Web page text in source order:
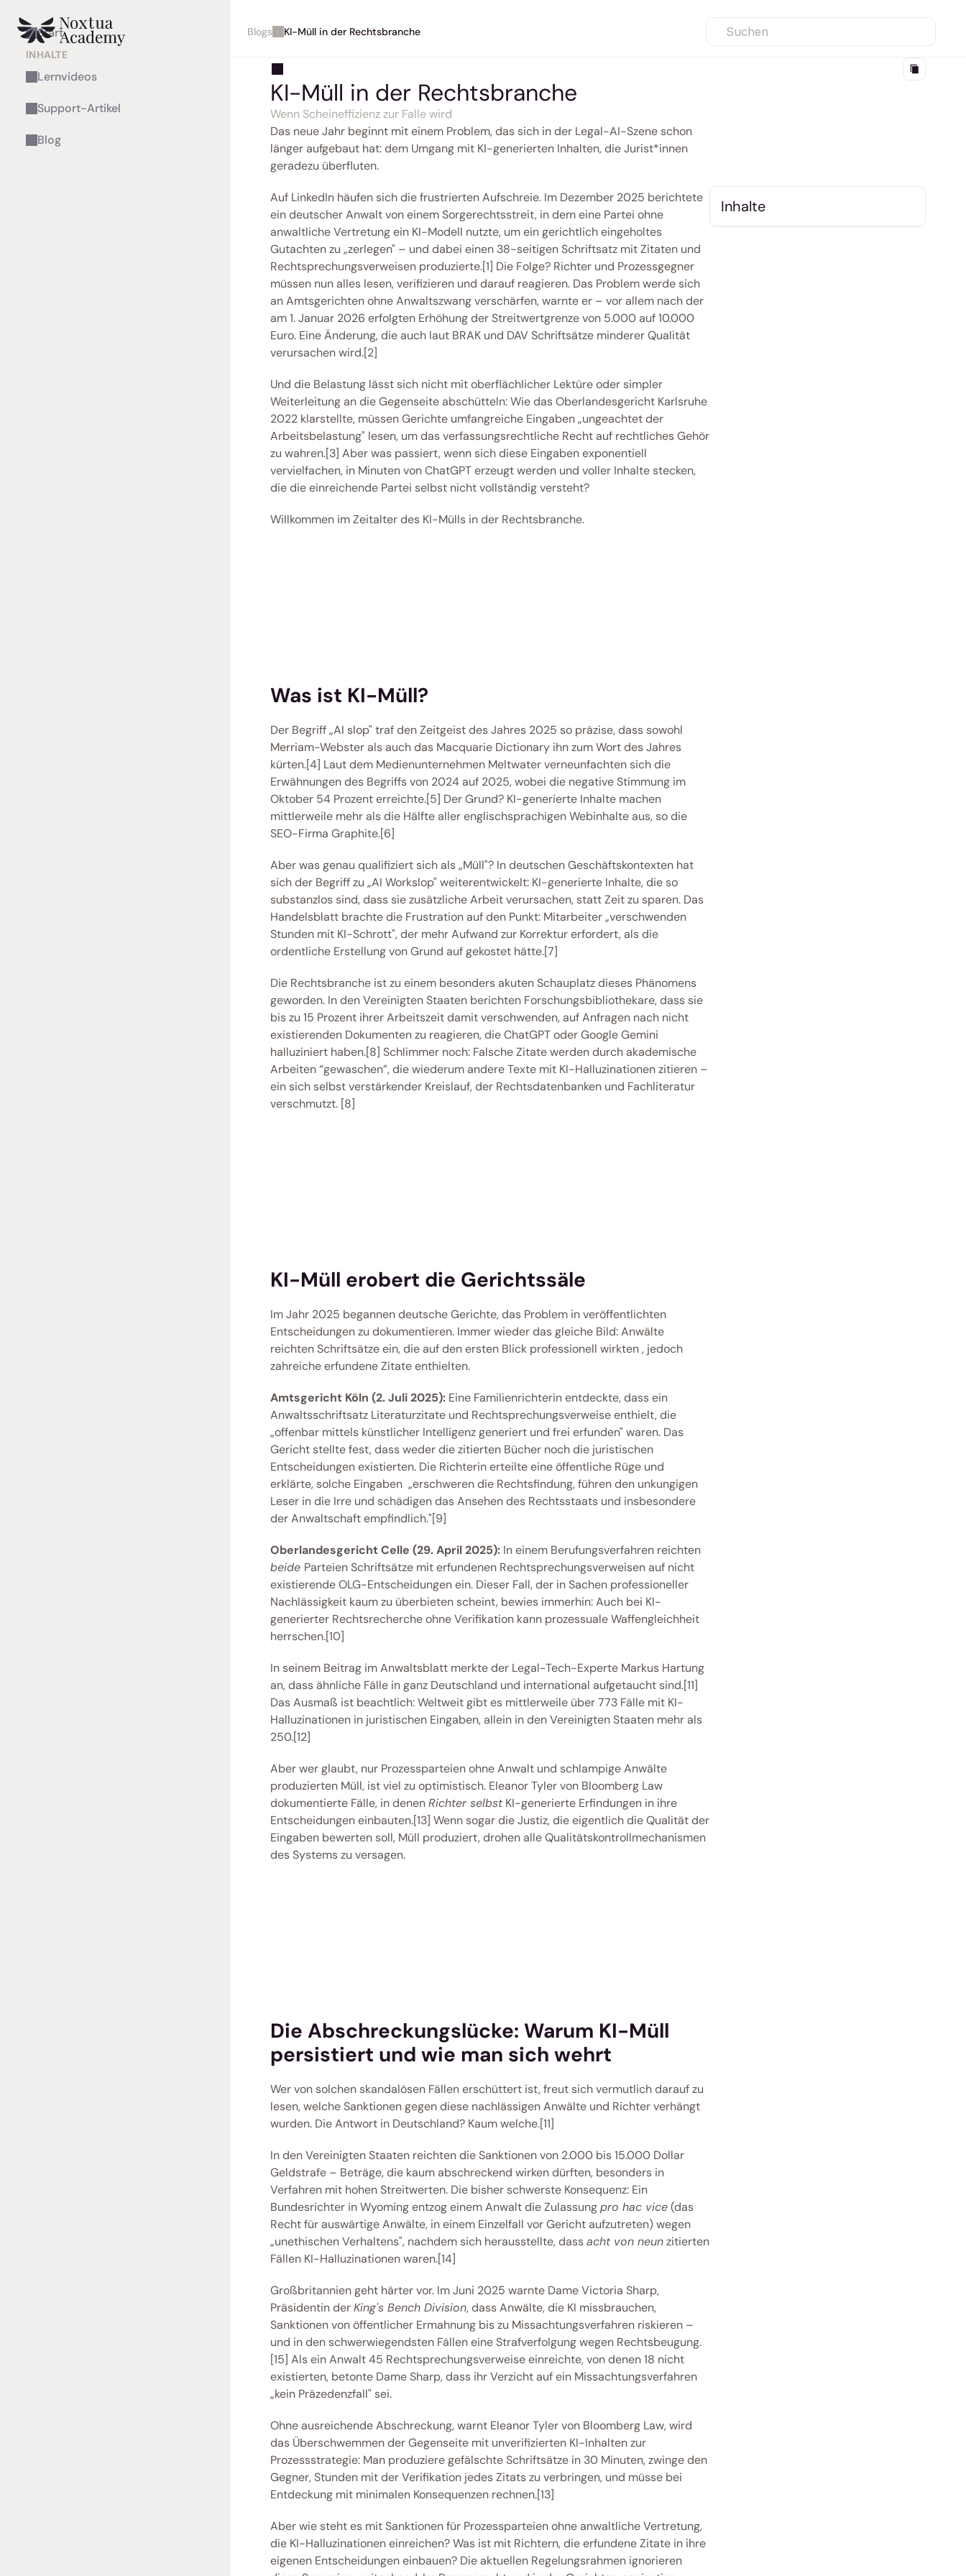
Start
INHALTE
Lernvideos
Support-Artikel
Blog
Blogs KI-Müll in der Rechtsbranche Suchen
KI-Müll in der Rechtsbranche
Wenn Scheineffizienz zur Falle wird
Das neue Jahr beginnt mit einem Problem, das sich in der Legal-AI-Szene schon
länger aufgebaut hat: dem Umgang mit KI-generierten Inhalten, die Jurist*innen
geradezu überfluten.
Auf LinkedIn häufen sich die frustrierten Aufschreie. Im Dezember 2025 berichtete
ein deutscher Anwalt von einem Sorgerechtsstreit, in dem eine Partei ohne
anwaltliche Vertretung ein KI-Modell nutzte, um ein gerichtlich eingeholtes
Gutachten zu „zerlegen" – und dabei einen 38-seitigen Schriftsatz mit Zitaten und
Rechtsprechungsverweisen produzierte.[1] Die Folge? Richter und Prozessgegner
müssen nun alles lesen, verifizieren und darauf reagieren. Das Problem werde sich
an Amtsgerichten ohne Anwaltszwang verschärfen, warnte er – vor allem nach der
am 1. Januar 2026 erfolgten Erhöhung der Streitwertgrenze von 5.000 auf 10.000
Euro. Eine Änderung, die auch laut BRAK und DAV Schriftsätze minderer Qualität
verursachen wird.[2]
Und die Belastung lässt sich nicht mit oberflächlicher Lektüre oder simpler
Weiterleitung an die Gegenseite abschütteln: Wie das Oberlandesgericht Karlsruhe
2022 klarstellte, müssen Gerichte umfangreiche Eingaben „ungeachtet der
Arbeitsbelastung" lesen, um das verfassungsrechtliche Recht auf rechtliches Gehör
zu wahren.[3] Aber was passiert, wenn sich diese Eingaben exponentiell
vervielfachen, in Minuten von ChatGPT erzeugt werden und voller Inhalte stecken,
die die einreichende Partei selbst nicht vollständig versteht?
Willkommen im Zeitalter des KI-Mülls in der Rechtsbranche.
Was ist KI-Müll?
Der Begriff „AI slop" traf den Zeitgeist des Jahres 2025 so präzise, dass sowohl
Merriam-Webster als auch das Macquarie Dictionary ihn zum Wort des Jahres
kürten.[4] Laut dem Medienunternehmen Meltwater verneunfachten sich die
Erwähnungen des Begriffs von 2024 auf 2025, wobei die negative Stimmung im
Oktober 54 Prozent erreichte.[5] Der Grund? KI-generierte Inhalte machen
mittlerweile mehr als die Hälfte aller englischsprachigen Webinhalte aus, so die
SEO-Firma Graphite.[6]
Aber was genau qualifiziert sich als „Müll"? In deutschen Geschäftskontexten hat
sich der Begriff zu „AI Workslop" weiterentwickelt: KI-generierte Inhalte, die so
substanzlos sind, dass sie zusätzliche Arbeit verursachen, statt Zeit zu sparen. Das
Handelsblatt brachte die Frustration auf den Punkt: Mitarbeiter „verschwenden
Stunden mit KI-Schrott", der mehr Aufwand zur Korrektur erfordert, als die
ordentliche Erstellung von Grund auf gekostet hätte.[7]
Die Rechtsbranche ist zu einem besonders akuten Schauplatz dieses Phänomens
geworden. In den Vereinigten Staaten berichten Forschungsbibliothekare, dass sie
bis zu 15 Prozent ihrer Arbeitszeit damit verschwenden, auf Anfragen nach nicht
existierenden Dokumenten zu reagieren, die ChatGPT oder Google Gemini
halluziniert haben.[8] Schlimmer noch: Falsche Zitate werden durch akademische
Arbeiten “gewaschen”, die wiederum andere Texte mit KI-Halluzinationen zitieren –
ein sich selbst verstärkender Kreislauf, der Rechtsdatenbanken und Fachliteratur
verschmutzt. [8]
KI-Müll erobert die Gerichtssäle
Im Jahr 2025 begannen deutsche Gerichte, das Problem in veröffentlichten
Entscheidungen zu dokumentieren. Immer wieder das gleiche Bild: Anwälte
reichten Schriftsätze ein, die auf den ersten Blick professionell wirkten , jedoch
zahreiche erfundene Zitate enthielten.
Amtsgericht Köln (2. Juli 2025): Eine Familienrichterin entdeckte, dass ein
Anwaltsschriftsatz Literaturzitate und Rechtsprechungsverweise enthielt, die
„offenbar mittels künstlicher Intelligenz generiert und frei erfunden" waren. Das
Gericht stellte fest, dass weder die zitierten Bücher noch die juristischen
Entscheidungen existierten. Die Richterin erteilte eine öffentliche Rüge und
erklärte, solche Eingaben  „erschweren die Rechtsfindung, führen den unkungigen
Leser in die Irre und schädigen das Ansehen des Rechtsstaats und insbesondere
der Anwaltschaft empfindlich."[9]
Oberlandesgericht Celle (29. April 2025):
beide Parteien Schriftsätze mit erfundenen Rechtsprechungsverweisen auf nicht
existierende OLG-Entscheidungen ein. Dieser Fall, der in Sachen professioneller
Nachlässigkeit kaum zu überbieten scheint, bewies immerhin: Auch bei KI-
generierter Rechtsrecherche ohne Verifikation kann prozessuale Waffengleichheit
herrschen.[10]
In seinem Beitrag im Anwaltsblatt merkte der Legal-Tech-Experte Markus Hartung
an, dass ähnliche Fälle in ganz Deutschland und international aufgetaucht sind.[11]
Das Ausmaß ist beachtlich: Weltweit gibt es mittlerweile über 773 Fälle mit KI-
Halluzinationen in juristischen Eingaben, allein in den Vereinigten Staaten mehr als
250.[12]
Aber wer glaubt, nur Prozessparteien ohne Anwalt und schlampige Anwälte
produzierten Müll, ist viel zu optimistisch. Eleanor Tyler von Bloomberg Law
dokumentierte Fälle, in denen Richter selbst KI-generierte Erfindungen in ihre
Entscheidungen einbauten.[13] Wenn sogar die Justiz, die eigentlich die Qualität der
Eingaben bewerten soll, Müll produziert, drohen alle Qualitätskontrollmechanismen
des Systems zu versagen.
Die Abschreckungslücke: Warum KI-Müll
persistiert und wie man sich wehrt
Wer von solchen skandalösen Fällen erschüttert ist, freut sich vermutlich darauf zu
lesen, welche Sanktionen gegen diese nachlässigen Anwälte und Richter verhängt
wurden. Die Antwort in Deutschland? Kaum welche.[11]
In den Vereinigten Staaten reichten die Sanktionen von 2.000 bis 15.000 Dollar
Geldstrafe – Beträge, die kaum abschreckend wirken dürften, besonders in
Verfahren mit hohen Streitwerten. Die bisher schwerste Konsequenz: Ein
Bundesrichter in Wyoming entzog einem Anwalt die Zulassung pro hac vice (das
Recht für auswärtige Anwälte, in einem Einzelfall vor Gericht aufzutreten) wegen
„unethischen Verhaltens", nachdem sich herausstellte, dass acht von neun zitierten
Fällen KI-Halluzinationen waren.[14]
Großbritannien geht härter vor. Im Juni 2025 warnte Dame Victoria Sharp,
Präsidentin der King's Bench Division, dass Anwälte, die KI missbrauchen,
Sanktionen von öffentlicher Ermahnung bis zu Missachtungsverfahren riskieren –
und in den schwerwiegendsten Fällen eine Strafverfolgung wegen Rechtsbeugung.
[15] Als ein Anwalt 45 Rechtsprechungsverweise einreichte, von denen 18 nicht
existierten, betonte Dame Sharp, dass ihr Verzicht auf ein Missachtungsverfahren
„kein Präzedenzfall" sei.
Ohne ausreichende Abschreckung, warnt Eleanor Tyler von Bloomberg Law, wird
das Überschwemmen der Gegenseite mit unverifizierten KI-Inhalten zur
Prozessstrategie: Man produziere gefälschte Schriftsätze in 30 Minuten, zwinge den
Gegner, Stunden mit der Verifikation jedes Zitats zu verbringen, und müsse bei
Entdeckung mit minimalen Konsequenzen rechnen.[13]
Aber wie steht es mit Sanktionen für Prozessparteien ohne anwaltliche Vertretung,
die KI-Halluzinationen einreichen? Was ist mit Richtern, die erfundene Zitate in ihre
eigenen Entscheidungen einbauen? Die aktuellen Regelungsrahmen ignorieren
Inhalte